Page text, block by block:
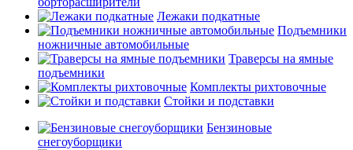
Лежаки подкатные
Подъемники
ножничные автомобильные
Траверсы на ямные
подъемники
Комплекты рихтовочные
Стойки и подставки
Бензиновые
снегоуборщики